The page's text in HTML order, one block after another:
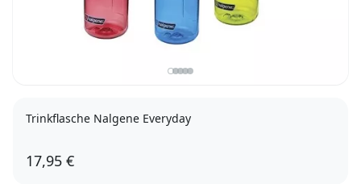
Trinkflasche Nalgene Everyday
17,95 €